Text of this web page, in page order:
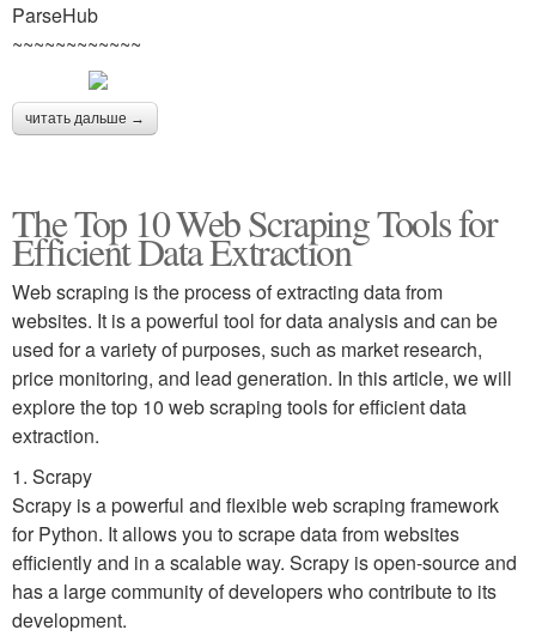
ParseHub
~~~~~~~~~~~~
читать дальше →
The Top 10 Web Scraping Tools for
Efficient Data Extraction
Web scraping is the process of extracting data from
websites. It is a powerful tool for data analysis and can be
used for a variety of purposes, such as market research,
price monitoring, and lead generation. In this article, we will
explore the top 10 web scraping tools for efficient data
extraction.
1. Scrapy
Scrapy is a powerful and flexible web scraping framework
for Python. It allows you to scrape data from websites
efficiently and in a scalable way. Scrapy is open-source and
has a large community of developers who contribute to its
development.